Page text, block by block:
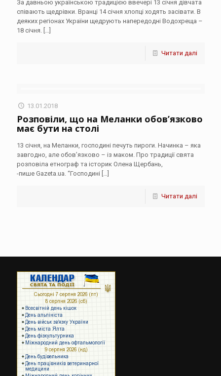
За давньою українською традицією ввечері 13 січня дівчата
співають щедрівки. Вранці 14 січня хлопці ходять засівати. В
деяких регіонах України щедрують напередодні Водохреща –
18 січня.[…]
Читати далі
13.01.2018
Розповіли, що на Меланки обов’язково
має бути на столі
13 січня, на Меланки, господині печуть пироги. Начинка – яка
завгодно, але обов’язково – із маком. Про традиції свята
розповіла етнограф та історик Олена Щербань,
-пише Gazeta.ua. “Господині […]
Читати далі